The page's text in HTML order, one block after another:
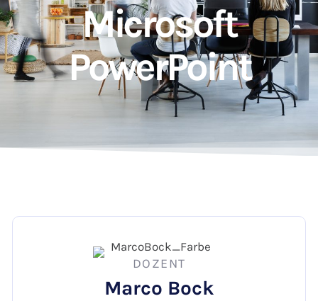
Microsoft
PowerPoint
DOZENT
Marco Bock